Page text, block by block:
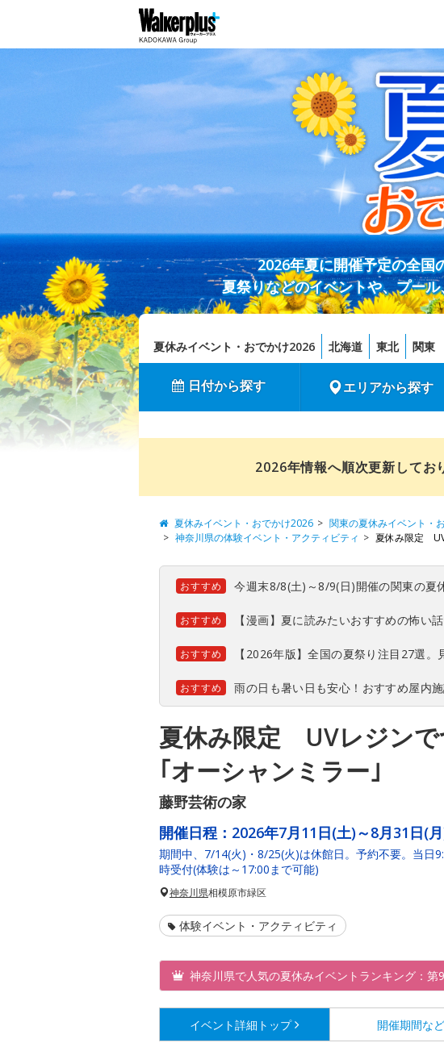
2026年夏に開催予定の全国
夏祭りなどのイベントや、プー
夏休みイベント・おでかけ2026 北海道 東北 関東
日付から探す エリアから探す
2026年情報へ順次更新してお
夏休みイベント・おでかけ2026 関東の夏休みイベント・
神奈川県の体験イベント・アクティビティ
夏休み限定
おすすめ 今週末8/8(土)～8/9(日)開催の関東の夏
おすすめ 【漫画】夏に読みたいおすすめの怖い
おすすめ 【2026年版】全国の夏祭り注目27選。
おすすめ 雨の日も暑い日も安心！おすすめ屋内
夏休み限定 UVレジンで
｢オーシャンミラー｣
藤野芸術の家
開催日程： 2026年7月11日(土)～8月31日(
期間中、7/14(火)・8/25(火)は休館日。予約不要。当日
時受付(体験は～17:00まで可能)
神奈川県相模原市緑区
体験イベント・アクティビティ
神奈川県で人気の夏休みイベントランキング：第
イベント詳細 トップ 開催期間など